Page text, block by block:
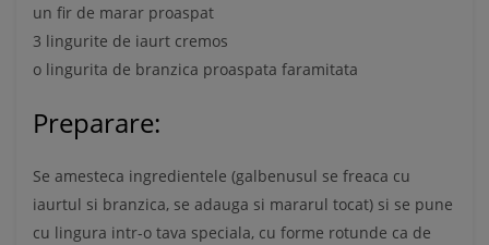
un fir de marar proaspat
3 lingurite de iaurt cremos
o lingurita de branzica proaspata faramitata
Preparare:
Se amesteca ingredientele (galbenusul se freaca cu
iaurtul si branzica, se adauga si mararul tocat) si se pune
cu lingura intr-o tava speciala, cu forme rotunde ca de